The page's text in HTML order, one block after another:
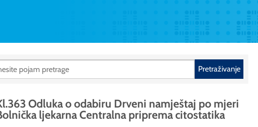
Pretraživanje
Odluka o odabiru Drveni namještaj po mjeri
ljekarna Centralna priprema citostatika